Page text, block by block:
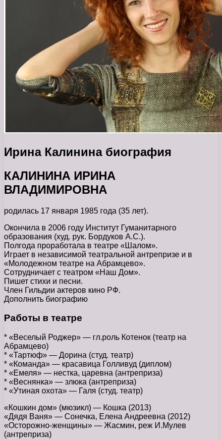
Ирина Калинина биография
КАЛИНИНА ИРИНА
ВЛАДИМИРОВНА
родилась 17 января 1985 года (35 лет).
Окончила в 2006 году Институт Гуманитарного
образования (худ. рук. Бордуков А.С.).
Полгода проработала в театре «Шалом».
Играет в независимой театральной антрепризе и в
«Молодежном театре на Абрамцево».
Сотрудничает с театром «Наш Дом».
Пишет стихи и песни.
Член Гильдии актеров кино РФ.
Дополнить биографию
Работы в театре
* «Веселый Роджер» — гл.роль Котенок (театр на
Абрамцево)
* «Тартюф» — Дорина (студ. театр)
* «Команда» — красавица Голливуд (диплом)
* «Емеля» — нестка, царевна (антреприза)
* «Веснянка» — злюка (антреприза)
* «Утиная охота» — Галя (студ. театр)
«Кошкин дом» (мюзикл) — Кошка (2013)
«Дядя Ваня» — Сонечка, Елена Андреевна (2012)
«Осторожно-женщины» — Жасмин, реж И.Мулев
(антреприза)